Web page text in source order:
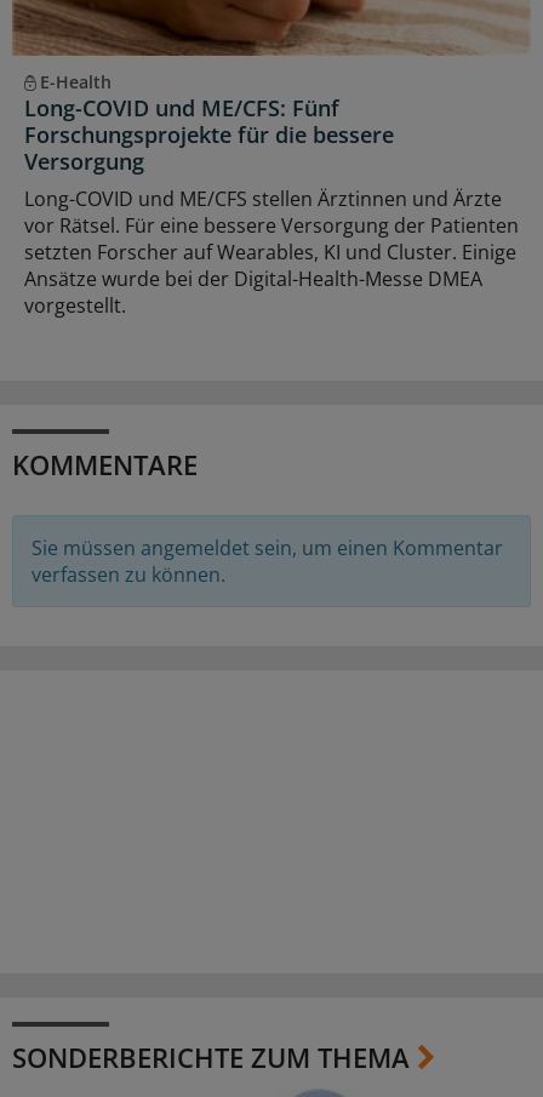
E-Health
Long-COVID und ME/CFS: Fünf
Forschungsprojekte für die bessere
Versorgung
Long-COVID und ME/CFS stellen Ärztinnen und Ärzte
vor Rätsel. Für eine bessere Versorgung der Patienten
setzten Forscher auf Wearables, KI und Cluster. Einige
Ansätze wurde bei der Digital-Health-Messe DMEA
vorgestellt.
KOMMENTARE
Sie müssen angemeldet sein, um einen Kommentar
verfassen zu können.
SONDERBERICHTE ZUM THEMA